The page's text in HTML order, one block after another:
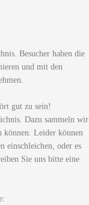
Besucher haben die
und mit den
gut zu sein!
Dazu sammeln wir
können. Leider können
einschleichen, oder es
Sie uns bitte eine